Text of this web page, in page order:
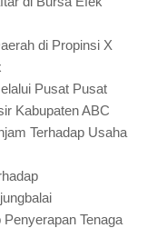
di Propinsi X
Pusat Pusat
Kabupaten ABC
Terhadap Usaha
Tenaga